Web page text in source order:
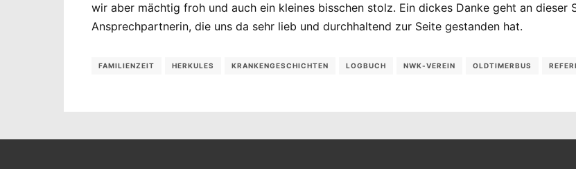
wir aber mächtig froh und auch ein kleines bisschen stolz. Ein dickes Danke geht an dieser
Ansprechpartnerin, die uns da sehr lieb und durchhaltend zur Seite gestanden hat.
FAMILIENZEIT HERKULES KRANKENGESCHICHTEN LOGBUCH NWK-VEREIN OLDTIMERBUS